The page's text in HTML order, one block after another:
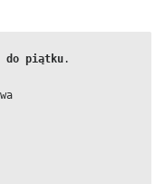
do piątku.